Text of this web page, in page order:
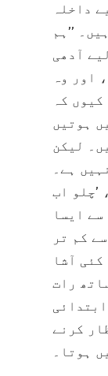
داخلہ
’’ہم
آدھی
اور وہ
کہ
ہوتیں
لیکن
ہے۔
’چلو اب
سے ایسا
کم تر
کئی آشا
رات
کرنے
ہوتا۔